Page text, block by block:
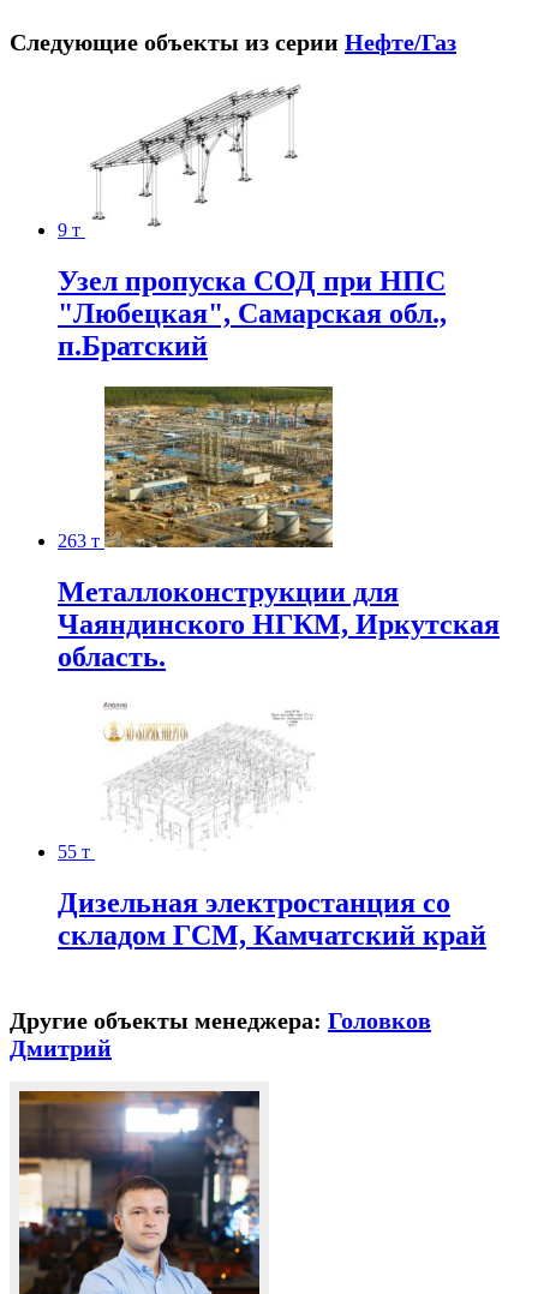
Следующие объекты из серии Нефте/Газ
9 т
Узел пропуска СОД при НПС
"Любецкая", Самарская обл.,
п.Братский
263 т
Металлоконструкции для
Чаяндинского НГКМ, Иркутская
область.
55 т
Дизельная электростанция со
складом ГСМ, Камчатский край
Другие объекты менеджера: Головков
Дмитрий